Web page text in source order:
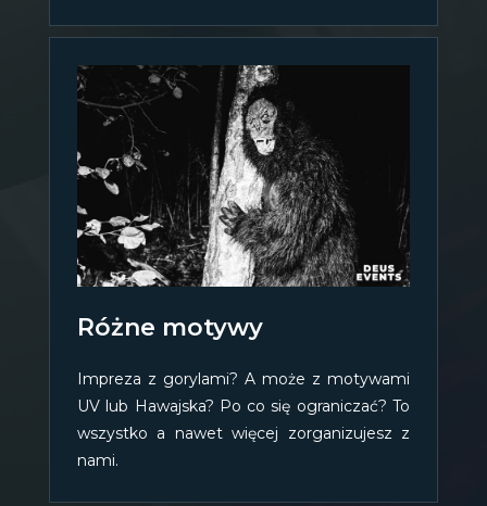
Różne motywy
Impreza z gorylami? A może z motywami
UV lub Hawajska? Po co się ograniczać? To
wszystko a nawet więcej zorganizujesz z
nami.